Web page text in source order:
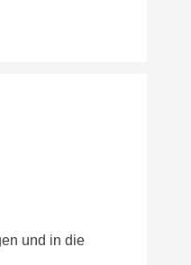
und in die